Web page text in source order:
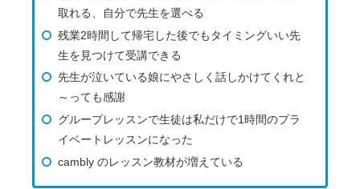
取れる、自分で先生を選べる
残業2時間して帰宅した後でもタイミングいい先
生を見つけて受講できる
先生が泣いている娘にやさしく話しかけてくれと
～っても感謝
グループレッスンで生徒は私だけで1時間のプラ
イベートレッスンになった
cambly のレッスン教材が増えている